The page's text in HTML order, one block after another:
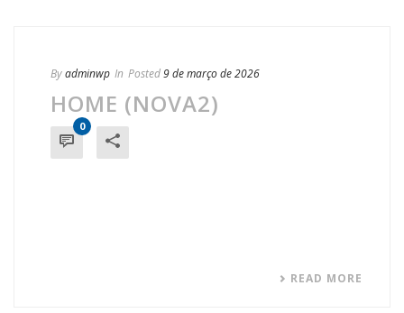
Byadminwp In Posted9 de março de 2026
HOME (NOVA2)
0
READ MORE